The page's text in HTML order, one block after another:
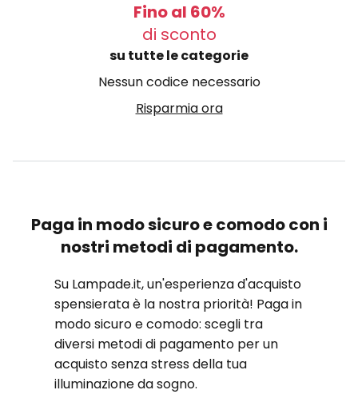
Fino al 60%
di sconto
su tutte le categorie
Nessun codice necessario
Risparmia ora
Paga in modo sicuro e comodo con i
nostri metodi di pagamento.
Su Lampade.it, un'esperienza d'acquisto
spensierata è la nostra priorità! Paga in
modo sicuro e comodo: scegli tra
diversi metodi di pagamento per un
acquisto senza stress della tua
illuminazione da sogno.